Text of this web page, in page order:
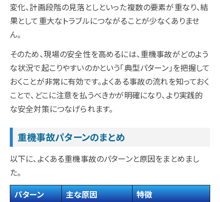
変化、計画段階の見落としといった複数の要素が重なり、結
果として重大なトラブルにつながることが少なくありませ
ん。
そのため、現場の安全性を高めるには、重機事故がどのよう
な状況で起こりやすいのかという「典型パターン」を把握して
おくことが非常に有効です。よくある事故の流れを知っておく
ことで、どこに注意を払うべきかが明確になり、より実践的
な安全対策につなげられます。
重機事故パターンのまとめ
以下に、よくある重機事故のパターンと原因をまとめまし
た。
パターン
主な原因
特徴